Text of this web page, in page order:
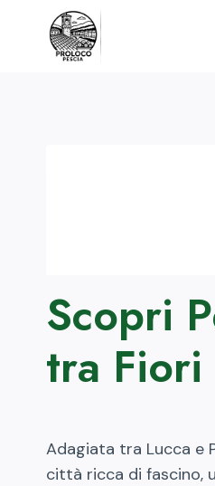
contenuto
Scopri
tra Fiori
Adagiata tra Lucca e
città ricca di fascino,